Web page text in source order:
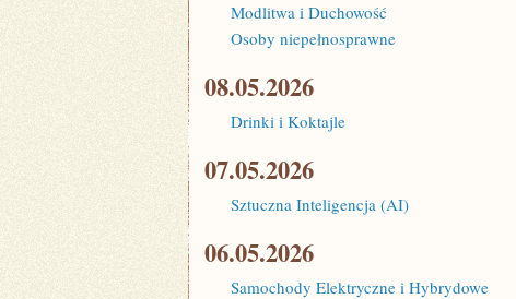
Modlitwa i Duchowość
Osoby niepełnosprawne
08.05.2026
Drinki i Koktajle
07.05.2026
Sztuczna Inteligencja (AI)
06.05.2026
Samochody Elektryczne i Hybrydowe